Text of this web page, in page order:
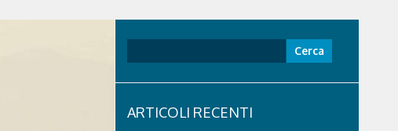
ARTICOLI RECENTI